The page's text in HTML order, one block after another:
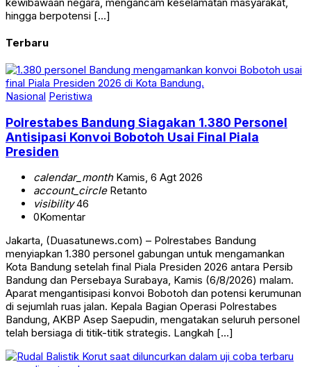
hingga berpotensi […]
Terbaru
Nasional Peristiwa
Polrestabes Bandung Siagakan 1.380 Personel
Antisipasi Konvoi Bobotoh Usai Final Piala
Presiden
calendar_monthKamis, 6 Agt 2026
account_circleRetanto
visibility46
0Komentar
Jakarta, (Duasatunews.com) – Polrestabes Bandung
menyiapkan 1.380 personel gabungan untuk mengamankan
Kota Bandung setelah final Piala Presiden 2026 antara Persib
Bandung dan Persebaya Surabaya, Kamis (6/8/2026) malam.
Aparat mengantisipasi konvoi Bobotoh dan potensi kerumunan
di sejumlah ruas jalan. Kepala Bagian Operasi Polrestabes
Bandung, AKBP Asep Saepudin, mengatakan seluruh personel
telah bersiaga di titik-titik strategis. Langkah […]